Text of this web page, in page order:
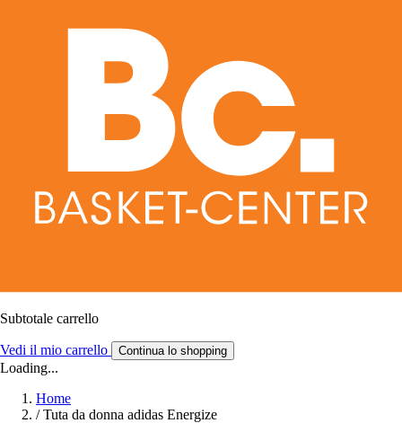
Subtotale carrello
Vedi il mio carrello Continua lo shopping
Loading...
Home
/ Tuta da donna adidas Energize